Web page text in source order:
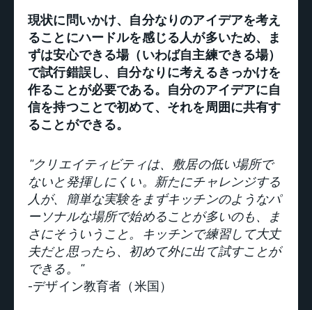
現状に問いかけ、自分なりのアイデアを考え
ることにハードルを感じる人が多いため、ま
ずは安心できる場（いわば自主練できる場）
で試行錯誤し、自分なりに考えるきっかけを
作ることが必要である。自分のアイデアに自
信を持つことで初めて、それを周囲に共有す
ることができる。
"クリエイティビティは、敷居の低い場所で
ないと発揮しにくい。新たにチャレンジする
人が、簡単な実験をまずキッチンのようなパ
ーソナルな場所で始めることが多いのも、ま
さにそういうこと。キッチンで練習して大丈
夫だと思ったら、初めて外に出て試すことが
できる。"
-デザイン教育者（米国）